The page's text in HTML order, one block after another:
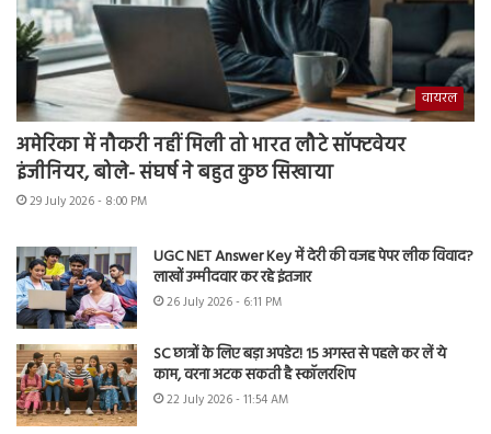
वायरल
अमेरिका में नौकरी नहीं मिली तो भारत लौटे सॉफ्टवेयर
इंजीनियर, बोले- संघर्ष ने बहुत कुछ सिखाया
29 July 2026 - 8:00 PM
UGC NET Answer Key में देरी की वजह पेपर लीक विवाद?
लाखों उम्मीदवार कर रहे इंतजार
26 July 2026 - 6:11 PM
SC छात्रों के लिए बड़ा अपडेट! 15 अगस्त से पहले कर लें ये
काम, वरना अटक सकती है स्कॉलरशिप
22 July 2026 - 11:54 AM